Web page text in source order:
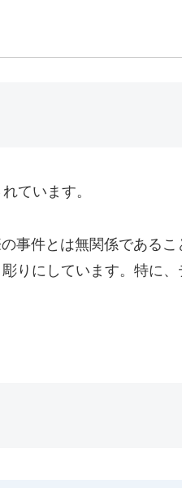
ています。
事件とは無関係である
りにしています。特に